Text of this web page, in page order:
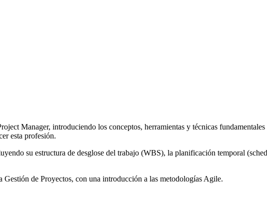
Manager, introduciendo los conceptos, herramientas y técnicas
esta profesión.
su estructura de desglose del trabajo (WBS), la planificación temporal
Gestión de Proyectos, con una introducción a las metodologías Agile.